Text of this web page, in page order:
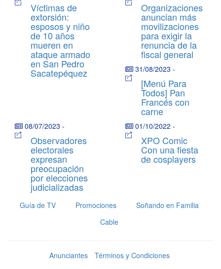
Víctimas de
extorsión:
esposos y niño
de 10 años
mueren en
ataque armado
en San Pedro
Sacatepéquez
Organizaciones
anuncian más
movilizaciones
para exigir la
renuncia de la
fiscal general
31/08/2023 -
[Menú Para
Todos] Pan
Francés con
carne
08/07/2023 -
Observadores
electorales
expresan
preocupación
por elecciones
judicializadas
01/10/2022 -
XPO Comic
Con una fiesta
de cosplayers
Guía de TV Promociones
Soñando en Familia
Cable
Anunciantes Términos y Condiciones